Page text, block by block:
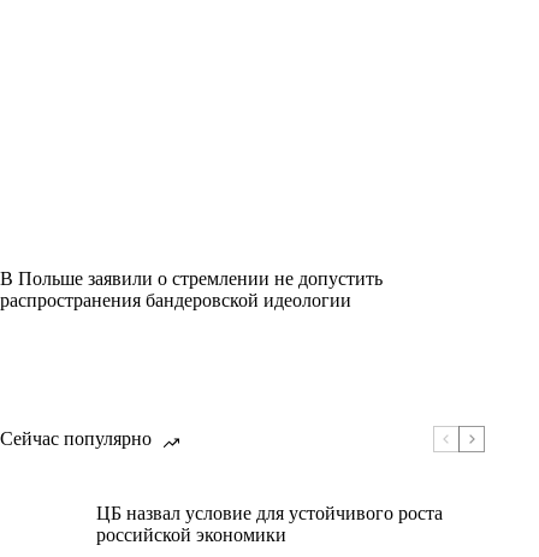
В Польше заявили о стремлении не допустить
распространения бандеровской идеологии
Сейчас популярно
ЦБ назвал условие для устойчивого роста
российской экономики